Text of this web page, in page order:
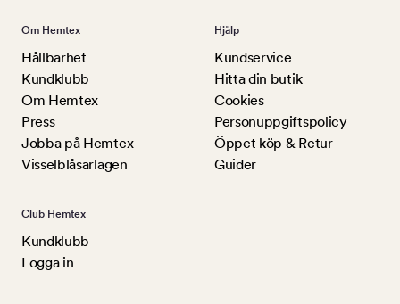
Om Hemtex
Hållbarhet
Kundklubb
Om Hemtex
Press
Jobba på Hemtex
Visselblåsarlagen
Hjälp
Kundservice
Hitta din butik
Cookies
Personuppgiftspolicy
Öppet köp & Retur
Guider
Club Hemtex
Kundklubb
Logga in